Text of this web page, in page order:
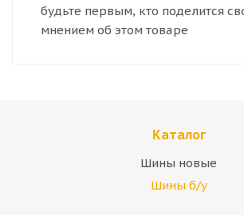
будьте первым, кто поделится
мнением об этом товаре
Каталог
Шины новые
Шины б/у